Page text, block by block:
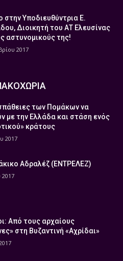
στην Υποδιευθύντρια Ε.
Διοικητή του ΑΤ Ελευσίνας
αστυνομικούς της!
2017
των Πομάκων να
με την Ελλάδα και στάση ενός
κράτους
2017
Αδραλέζ (ΕΝΤΡΕΛΕΖ)
Από τους αρχαίους
στη Βυζαντινή «Αχρίδαι»